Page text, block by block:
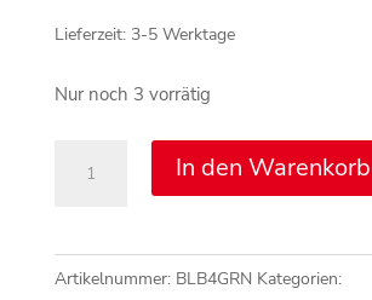
Lieferzeit: 3-5 Werktage
Nur noch 3 vorrätig
In den Warenkorb
Artikelnummer: BLB4GRN Kategorien: